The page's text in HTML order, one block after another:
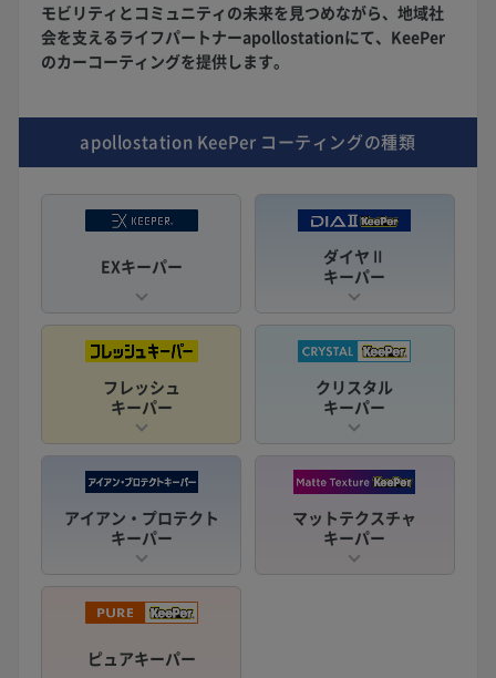
モビリティとコミュニティの未来を見つめながら、地域社
会を支えるライフパートナーapollostationにて、KeePer
のカーコーティングを提供します。
apollostation KeePer コーティングの種類
EXキーパー
ダイヤⅡ
キーパー
フレッシュ
キーパー
クリスタル
キーパー
アイアン・プロテクト
キーパー
マットテクスチャ
キーパー
ピュアキーパー